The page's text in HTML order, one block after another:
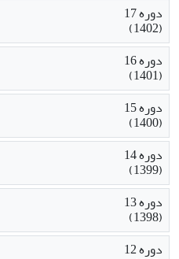
دوره 17
(1402)
دوره 16
(1401)
دوره 15
(1400)
دوره 14
(1399)
دوره 13
(1398)
دوره 12